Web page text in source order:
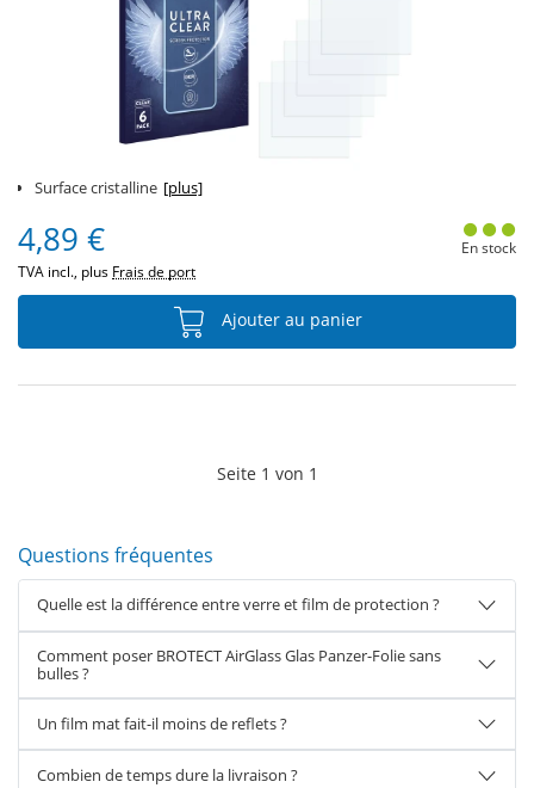
Surface cristalline [plus]
4,89 €
TVA incl., plus Frais de port
En stock
Ajouter au panier
Seite 1 von 1
Questions fréquentes
Quelle est la différence entre verre et film de protection ?
Comment poser BROTECT AirGlass Glas Panzer-Folie sans
bulles ?
Un film mat fait-il moins de reflets ?
Combien de temps dure la livraison ?